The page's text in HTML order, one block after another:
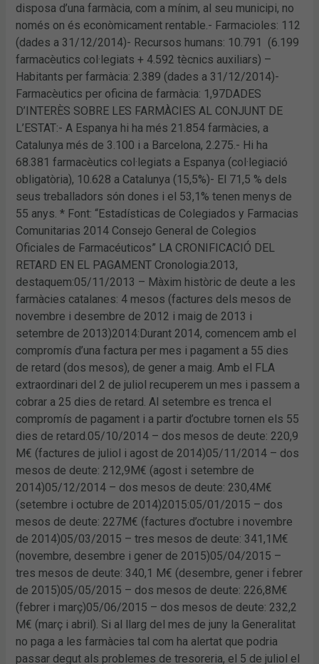
disposa d’una farmàcia, com a mínim, al seu municipi, no
només on és econòmicament rentable.- Farmacioles: 112
(dades a 31/12/2014)- Recursos humans: 10.791 (6.199
farmacèutics col·legiats + 4.592 tècnics auxiliars) –
Habitants per farmàcia: 2.389 (dades a 31/12/2014)-
Farmacèutics per oficina de farmàcia: 1,97DADES
D’INTERÈS SOBRE LES FARMÀCIES AL CONJUNT DE
L’ESTAT:- A Espanya hi ha més 21.854 farmàcies, a
Catalunya més de 3.100 i a Barcelona, 2.275.- Hi ha
68.381 farmacèutics col·legiats a Espanya (col·legiació
obligatòria), 10.628 a Catalunya (15,5%)- El 71,5 % dels
seus treballadors són dones i el 53,1% tenen menys de
55 anys. * Font: “Estadísticas de Colegiados y Farmacias
Comunitarias 2014 Consejo General de Colegios
Oficiales de Farmacéuticos” LA CRONIFICACIÓ DEL
RETARD EN EL PAGAMENT Cronologia:2013,
destaquem:05/11/2013 – Màxim històric de deute a les
farmàcies catalanes: 4 mesos (factures dels mesos de
novembre i desembre de 2012 i maig de 2013 i
setembre de 2013)2014:Durant 2014, comencem amb el
compromís d’una factura per mes i pagament a 55 dies
de retard (dos mesos), de gener a maig. Amb el FLA
extraordinari del 2 de juliol recuperem un mes i passem a
cobrar a 25 dies de retard. Al setembre es trenca el
compromís de pagament i a partir d’octubre tornen els 55
dies de retard.05/10/2014 – dos mesos de deute: 220,9
M€ (factures de juliol i agost de 2014)05/11/2014 – dos
mesos de deute: 212,9M€ (agost i setembre de
2014)05/12/2014 – dos mesos de deute: 230,4M€
(setembre i octubre de 2014)2015:05/01/2015 – dos
mesos de deute: 227M€ (factures d’octubre i novembre
de 2014)05/03/2015 – tres mesos de deute: 341,1M€
(novembre, desembre i gener de 2015)05/04/2015 –
tres mesos de deute: 340,1 M€ (desembre, gener i febrer
de 2015)05/05/2015 – dos mesos de deute: 226,8M€
(febrer i març)05/06/2015 – dos mesos de deute: 232,2
M€ (març i abril). Si al llarg del mes de juny la Generalitat
no paga a les farmàcies tal com ha alertat que podria
passar degut als problemes de tresoreria, el 5 de juliol el